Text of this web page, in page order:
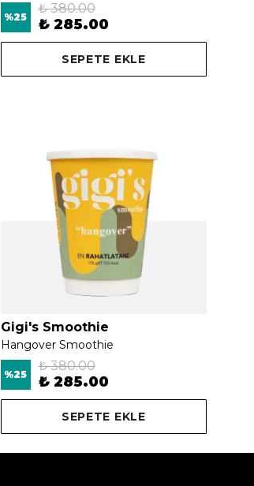
%25
₺ 380.00
₺ 285.00
SEPETE EKLE
Gigi's Smoothie
Hangover Smoothie
%25
₺ 380.00
₺ 285.00
SEPETE EKLE